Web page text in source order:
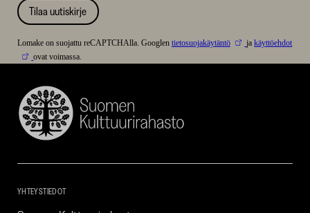
Tilaa uutiskirje
Lomake on suojattu reCAPTCHAlla. Googlen tietosuojakäytäntö jakäyttöehdot
ovat voimassa.
Suomen
Kulttuurirahasto
YHTEYSTIEDOT